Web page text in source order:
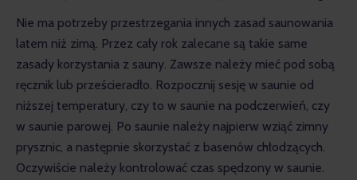
Nie ma potrzeby przestrzegania innych zasad saunowania
latem niż zimą. Przez cały rok zalecane są takie same
zasady korzystania z sauny. Zawsze należy mieć pod sobą
ręcznik lub prześcieradło. Rozpocznij sesję w saunie od
niższej temperatury, czy to w saunie na podczerwień, czy
w saunie parowej. Po saunie należy najpierw wziąć zimny
prysznic, a następnie skorzystać z basenów chłodzących.
Oczywiście należy kontrolować czas spędzony w saunie.